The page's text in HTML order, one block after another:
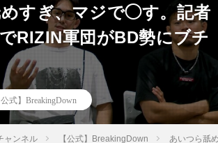
すぎ、マジで◯す。記者
RIZIN軍団がBD勢にブチ
公式】BreakingDown
ャンネル 【公式】BreakingDown あいつら舐